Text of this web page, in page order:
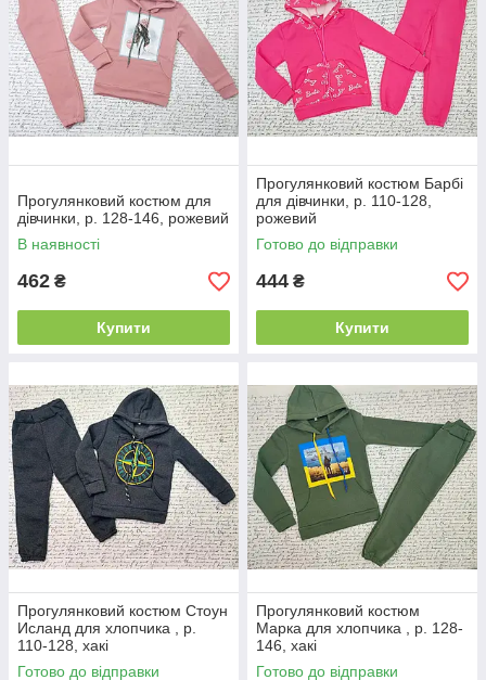
Прогулянковий костюм для
дівчинки, р. 128-146, рожевий
В наявності
462 ₴
Купити
Прогулянковий костюм Барбі
для дівчинки, р. 110-128,
рожевий
Готово до відправки
444 ₴
Купити
Прогулянковий костюм Стоун
Исланд для хлопчика , р.
110-128, хакі
Готово до відправки
Прогулянковий костюм
Марка для хлопчика , р. 128-
146, хакі
Готово до відправки